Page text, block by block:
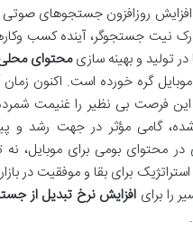
افزایش روزافزون جستجوهای
نیت جستجوگر، آینده کسب
در تولید و بهینه سازیمحتوای
گره خورده است. اکنون
فرصت بی نظیر را غنیمت شمرده
گامی مؤثر در جهت رشد و
در محتوای بومی برای موبایل، نه
استراتژیک برای بقا و موفقیت در
را برای افزایش نرخ تبدیل از